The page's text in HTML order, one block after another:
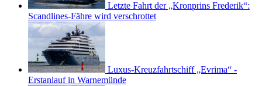
Letzte Fahrt der „Kronprins Frederik“:
Scandlines-Fähre wird verschrottet
Luxus-Kreuzfahrtschiff „Evrima“ -
Erstanlauf in Warnemünde